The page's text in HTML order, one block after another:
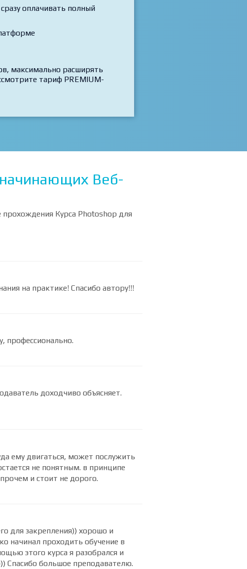
оплачивать полный
максимально расширять
тариф PREMIUM-
Веб-
Курса Photoshop для
на практике! Спасибо автору!!!
профессионально.
доходчиво объясняет.
ему двигаться, может послужить
не понятным. в принципе
и стоит не дорого.
для закрепления)) хорошо и
начинал проходить обучение в
этого курса я разобрался и
Спасибо большое преподавателю.